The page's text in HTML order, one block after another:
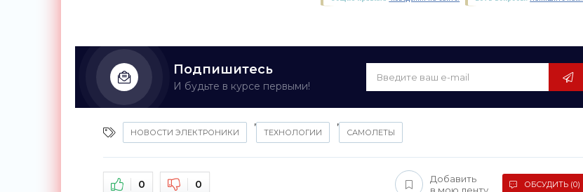
Подпишитесь
И будьте в курсе первыми!
НОВОСТИ ЭЛЕКТРОНИКИ
,
ТЕХНОЛОГИИ
,
САМОЛЕТЫ
0 0
Добавить
ОБСУДИТЬ (0)